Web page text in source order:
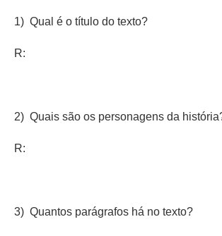
1) Qual é o título do texto?
R:
2) Quais são os personagens da
R:
3) Quantos parágrafos há no texto?